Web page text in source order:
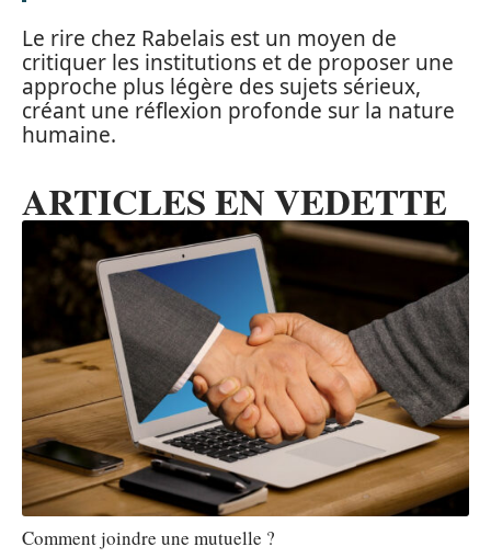
Le rire chez Rabelais est un moyen de
critiquer les institutions et de proposer une
approche plus légère des sujets sérieux,
créant une réflexion profonde sur la nature
humaine.
ARTICLES EN VEDETTE
Comment joindre une mutuelle ?